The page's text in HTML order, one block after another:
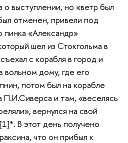
о выступлении, но «ветр был
отменен, привели под
пинка «Александр»
шел из Стокгольма в
с корабля в город и
дому, где его
потом был на корабле
П.И.Сиверса и там, «веселясь
вернулся на свой
В этот день получено
что он прибыл к